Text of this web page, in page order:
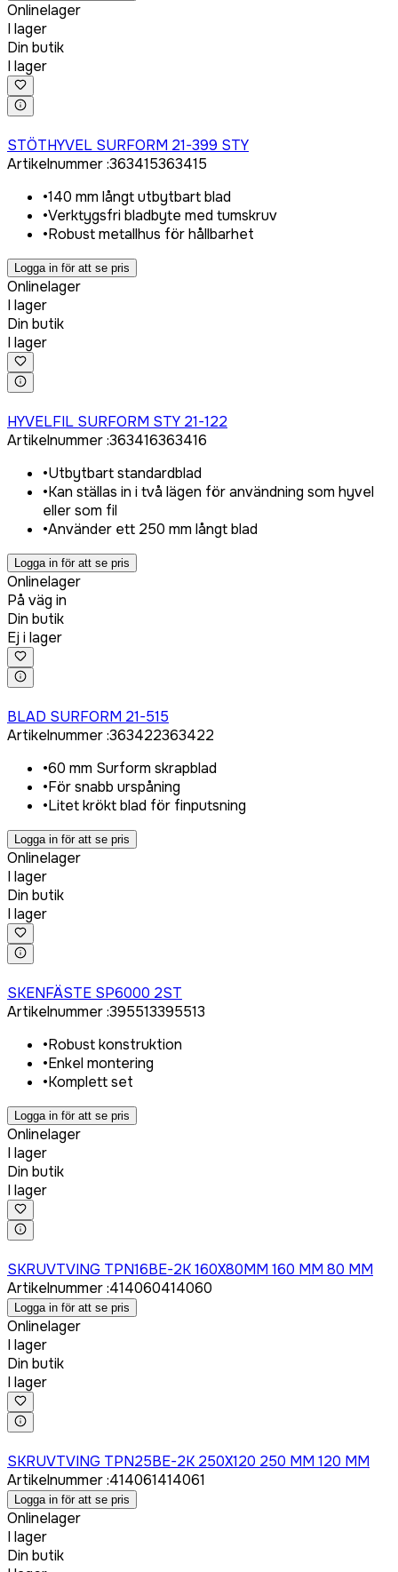
Onlinelager
I lager
Din butik
I lager
STÖTHYVEL SURFORM 21-399 STY
Artikelnummer:363415363415
•140 mm långt utbytbart blad
•Verktygsfri bladbyte med tumskruv
•Robust metallhus för hållbarhet
Logga in för att se pris
Onlinelager
I lager
Din butik
I lager
HYVELFIL SURFORM STY 21-122
Artikelnummer:363416363416
•Utbytbart standardblad
•Kan ställas in i två lägen för användning som hyvel
eller som fil
•Använder ett 250 mm långt blad
Logga in för att se pris
Onlinelager
På väg in
Din butik
Ej i lager
BLAD SURFORM 21-515
Artikelnummer:363422363422
•60 mm Surform skrapblad
•För snabb urspåning
•Litet krökt blad för finputsning
Logga in för att se pris
Onlinelager
I lager
Din butik
I lager
SKENFÄSTE SP6000 2ST
Artikelnummer:395513395513
•Robust konstruktion
•Enkel montering
•Komplett set
Logga in för att se pris
Onlinelager
I lager
Din butik
I lager
SKRUVTVING TPN16BE-2K 160X80MM 160 MM 80 MM
Artikelnummer:414060414060
Logga in för att se pris
Onlinelager
I lager
Din butik
I lager
SKRUVTVING TPN25BE-2K 250X120 250 MM 120 MM
Artikelnummer:414061414061
Logga in för att se pris
Onlinelager
I lager
Din butik